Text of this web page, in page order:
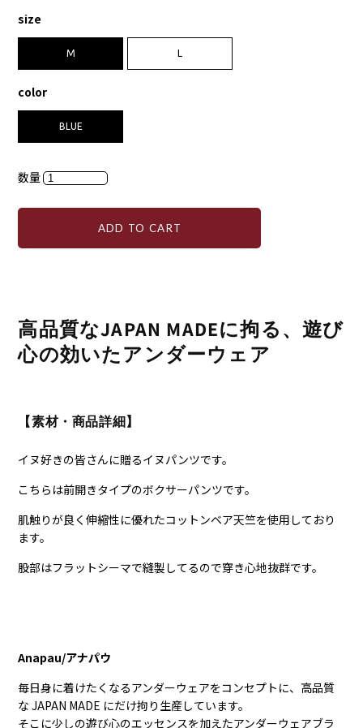
size
M L
color
BLUE
数量
ADD TO CART
高品質なJAPAN MADEに拘る、遊び
心の効いたアンダーウェア
【素材・商品詳細】
イヌ好きの皆さんに贈るイヌパンツです。
こちらは前開きタイプのボクサーパンツです。
肌触りが良く伸縮性に優れたコットンベア天竺を使用しており
ます。
股部はフラットシーマで縫製してるので穿き心地抜群です。
Anapau/アナパウ
毎日身に着けたくなるアンダーウェアをコンセプトに、高品質
な JAPAN MADE にだけ拘り生産しています。
そこに少しの遊び心のエッセンスを加えたアンダーウェアブラ